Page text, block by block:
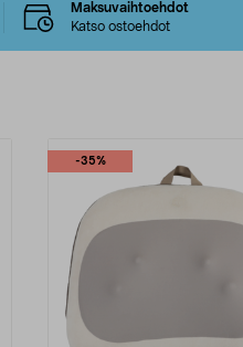
Maksuvaihtoehdot
Katso ostoehdot
-35%